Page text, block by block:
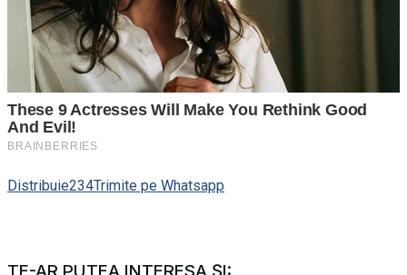
Distribuie234Trimite pe Whatsapp